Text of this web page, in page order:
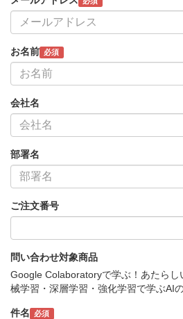
お名前 必須
会社名
部署名
ご注文番号
問い合わせ対象商品
Google Colaboratoryで学ぶ！あたらし
械学習・深層学習・強化学習で学ぶAI
件名 必須